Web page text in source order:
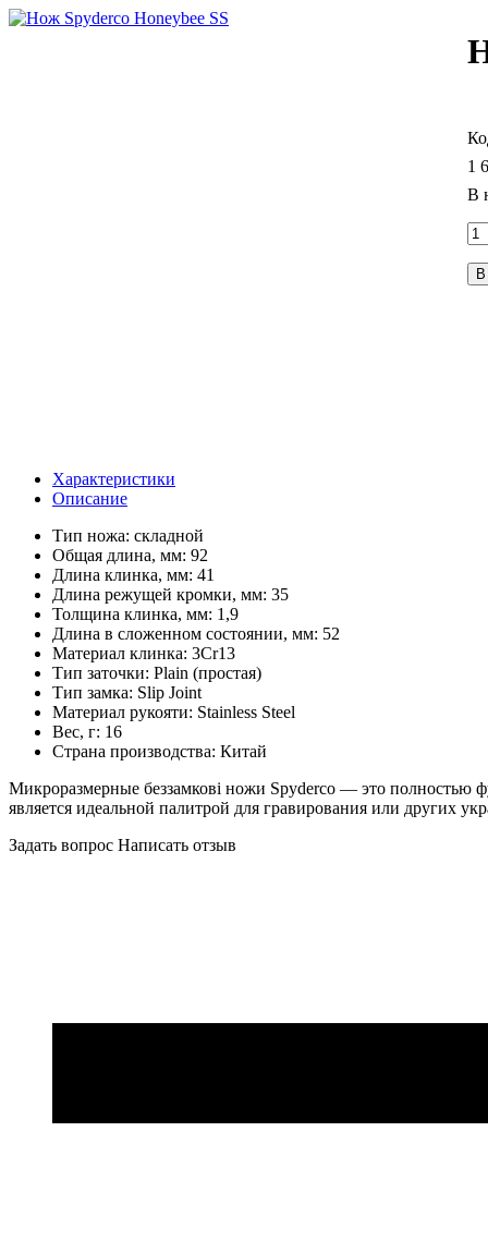
1
В
Характеристики
Описание
Тип ножа: складной
Общая длина, мм: 92
Длина клинка, мм: 41
Длина режущей кромки, мм: 35
Толщина клинка, мм: 1,9
Длина в сложенном состоянии, мм: 52
Материал клинка: 3Cr13
Тип заточки: Plain (простая)
Тип замка: Slip Joint
Материал рукояти: Stainless Steel
Вес, г: 16
Страна производства: Китай
Микроразмерные беззамкові ножи Spyderco — это
является идеальной палитрой для гравирования или других
Задать вопрос Написать отзыв